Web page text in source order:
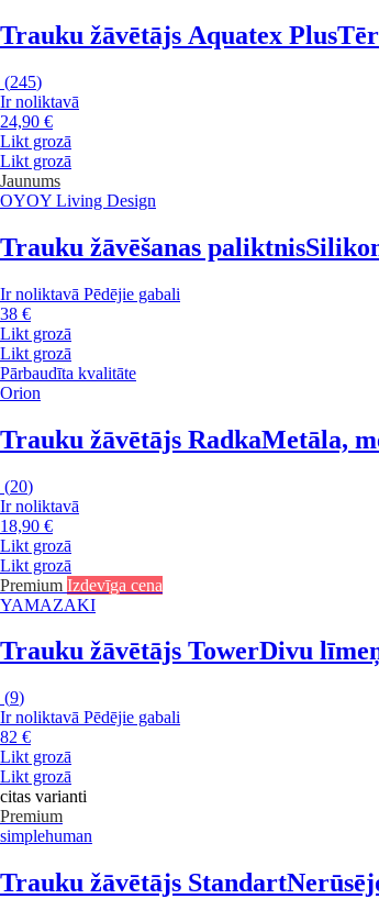
Trauku žāvētājs Aquatex Plus
(245)
Ir noliktavā
24,90 €
Likt grozā
Likt grozā
Jaunums
OYOY Living Design
Trauku žāvēšanas paliktnis
Ir noliktavā Pēdējie gabali
38 €
Likt grozā
Likt grozā
Pārbaudīta kvalitāte
Orion
Trauku žāvētājs RadkaMetāla,
(20)
Ir noliktavā
18,90 €
Likt grozā
Likt grozā
Premium Izdevīga cena
YAMAZAKI
Trauku žāvētājs TowerDivu
(9)
Ir noliktavā Pēdējie gabali
82 €
Likt grozā
Likt grozā
citas varianti
Premium
simplehuman
Trauku žāvētājs Standart